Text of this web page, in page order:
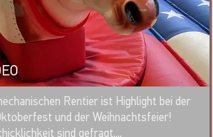
MERKEN
Rentier ist Highlight bei der
und der Weihnachtsfeier!
sind gefragt....